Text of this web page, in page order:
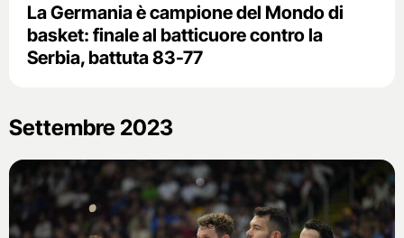
La Germania è campione del Mondo di
basket: finale al batticuore contro la
Serbia, battuta 83-77
Settembre 2023